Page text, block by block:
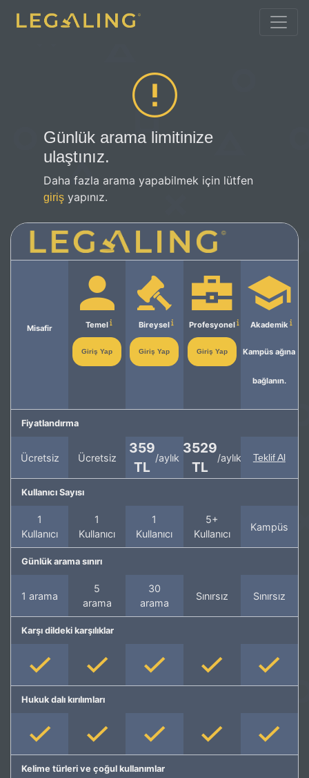
Günlük arama limitinize
ulaştınız.
Daha fazla arama yapabilmek için lütfen
giriş yapınız.
Misafir Temel
Giriş Yap
Bireysel
Giriş Yap
Profesyonel
Giriş Yap
Akademik
Kampüs ağına
bağlanın.
Fiyatlandırma
Ücretsiz Ücretsiz
359
TL
/aylık
3529
TL
/aylık Teklif Al
Kullanıcı Sayısı
1
Kullanıcı
1
Kullanıcı
1
Kullanıcı
5+
Kullanıcı
Kampüs
Günlük arama sınırı
1 arama
5
arama
30
arama
Sınırsız Sınırsız
Karşı dildeki karşılıklar
Hukuk dalı kırılımları
Kelime türleri ve çoğul kullanımlar